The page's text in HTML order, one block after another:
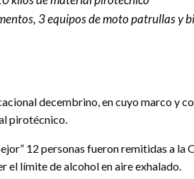
3 equipos de moto patrullas y
decembrino, en cuyo marco y
pirotécnico.
12 personas fueron remitidas a la
límite de alcohol en aire exhalado.